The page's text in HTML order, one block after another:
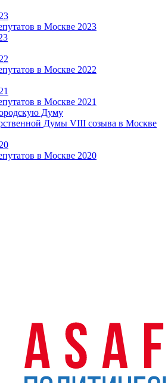
в Москве 2023
в Москве 2022
в Москве 2021
Думу
Думы VIII созыва в Москве
в Москве 2020